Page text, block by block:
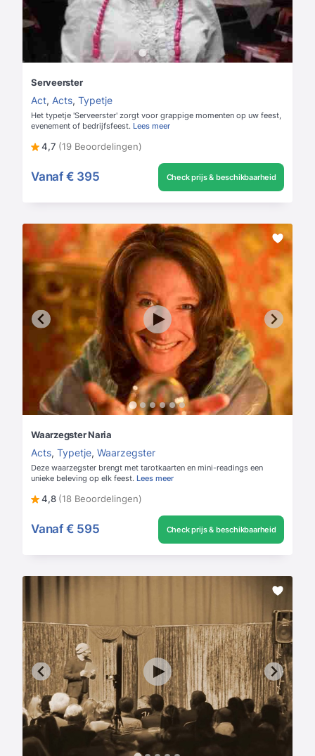
Serveerster
Act, Acts, Typetje
Het typetje 'Serveerster' zorgt voor grappige momenten op uw feest,
evenement of bedrijfsfeest. Lees meer
4,7 (19 Beoordelingen)
Vanaf € 395 Check prijs & beschikbaarheid
Waarzegster Naria
Acts, Typetje, Waarzegster
Deze waarzegster brengt met tarotkaarten en mini-readings een
unieke beleving op elk feest. Lees meer
4,8 (18 Beoordelingen)
Vanaf € 595 Check prijs & beschikbaarheid